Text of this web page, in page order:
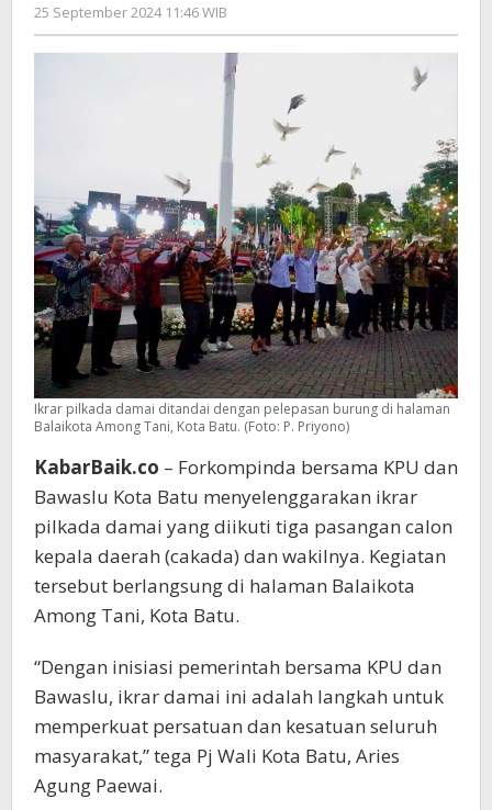
Paslon
Pilkada
25 September 2024 11:46 WIB
Faisal
Ikrar pilkada damai ditandai dengan pelepasan burung di halaman
Balaikota Among Tani, Kota Batu. (Foto: P. Priyono)
KabarBaik.co – Forkompinda bersama KPU dan
Bawaslu Kota Batu menyelenggarakan ikrar
pilkada damai yang diikuti tiga pasangan calon
kepala daerah (cakada) dan wakilnya. Kegiatan
tersebut berlangsung di halaman Balaikota
Among Tani, Kota Batu.
“Dengan inisiasi pemerintah bersama KPU dan
Bawaslu, ikrar damai ini adalah langkah untuk
memperkuat persatuan dan kesatuan seluruh
masyarakat,” tega Pj Wali Kota Batu, Aries
Agung Paewai.